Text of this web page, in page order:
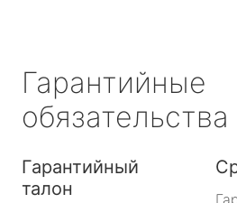
Гарантийные
обязательства
Гарантийный
талон